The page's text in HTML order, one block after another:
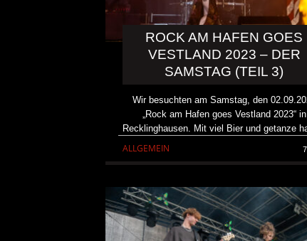
ROCK AM HAFEN GOES
VESTLAND 2023 – DER
SAMSTAG (TEIL 3)
Wir besuchten am Samstag, den
„Rock am Hafen goes Vestland 2023“ in
Recklinghausen. Mit viel Bier und getanze
ALLGEMEIN
KAI HANSEN DIE